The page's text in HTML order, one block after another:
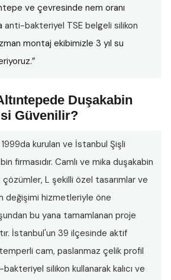
ve çevresinde nem oranı
anti-bakteriyel TSE belgeli silikon
montaj ekibimizle 3 yıl su
Duşakabin
Güvenilir?
kurulan ve İstanbul Şişli
firmasıdır. Camlı ve mika duşakabin
L şekilli özel tasarımlar ve
değişimi hizmetleriyle öne
bu yana tamamlanan proje
. İstanbul'un 39 ilçesinde aktif
cam, paslanmaz çelik profil
silikon kullanarak kalıcı ve